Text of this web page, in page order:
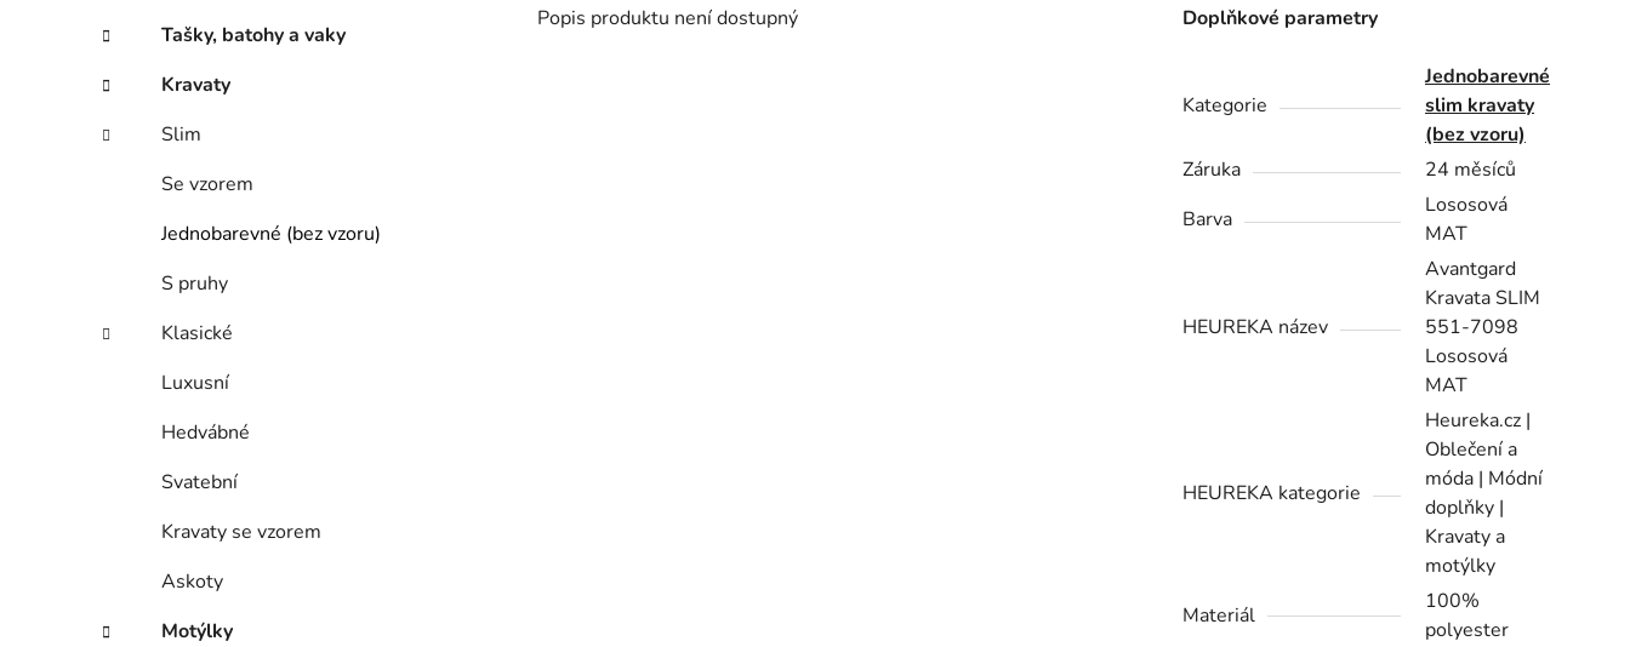
Tašky, batohy a vaky
Kravaty
Slim
Se vzorem
Jednobarevné (bez vzoru)
S pruhy
Klasické
Luxusní
Hedvábné
Svatební
Kravaty se vzorem
Askoty
Motýlky
Popis produktu není dostupný Doplňkové parametry
Kategorie
Jednobarevné
slim kravaty
(bez vzoru)
Záruka
24 měsíců
Barva
Lososová
MAT
HEUREKA název
Avantgard
Kravata SLIM
551-7098
Lososová
MAT
HEUREKA kategorie
Heureka.cz |
Oblečení a
móda | Módní
doplňky |
Kravaty a
motýlky
Materiál
100%
polyester